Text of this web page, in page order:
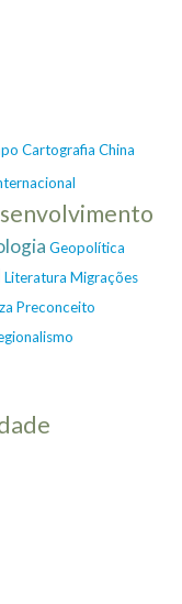
Cartografia China
Geopolítica
Literatura Migrações
Preconceito